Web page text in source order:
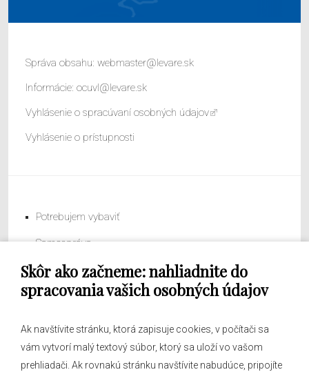
Skôr ako začneme: nahliadnite do
spracovania vašich osobných údajov
Ak navštívite stránku, ktorá zapisuje cookies, v počítači sa
vám vytvorí malý textový súbor, ktorý sa uloží vo vašom
prehliadači. Ak rovnakú stránku navštívite nabudúce, pripojíte
Správa obsahu: webmaster@levare.sk
Informácie: ocuvl@levare.sk
Vyhlásenie o spracúvaní osobných údajov
Vyhlásenie o prístupnosti
Potrebujem vybaviť
Samospráva
Obecný úrad
O obci